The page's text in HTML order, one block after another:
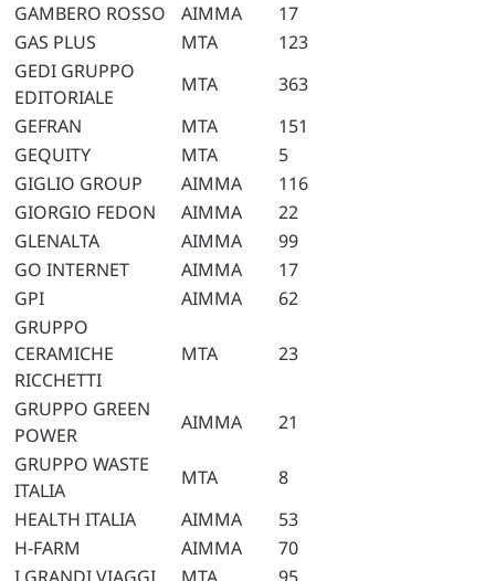
GAMBERO ROSSO
AIMMA
17
GAS PLUS
MTA
123
GEDI GRUPPO
EDITORIALE
MTA
363
GEFRAN
MTA
151
GEQUITY
MTA
5
GIGLIO GROUP
AIMMA
116
GIORGIO FEDON
AIMMA
22
GLENALTA
AIMMA
99
GO INTERNET
AIMMA
17
GPI
AIMMA
62
GRUPPO
CERAMICHE
RICCHETTI
MTA 23
GRUPPO GREEN
POWER
AIMMA
21
GRUPPO WASTE
ITALIA
MTA
8
HEALTH ITALIA
AIMMA
53
H-FARM
AIMMA
70